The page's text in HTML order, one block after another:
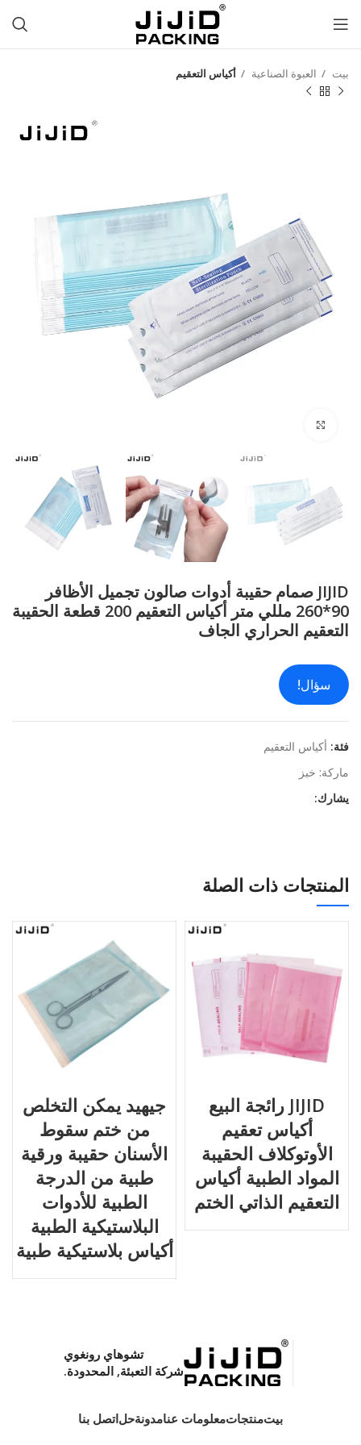
بيت العبوة الصناعية أكياس التعقيم
JIJID صمام حقيبة أدوات صالون تجميل الأظافر
90*260 مللي متر أكياس التعقيم 200 قطعة الحقيبة
التعقيم الحراري الجاف
سؤال!
فئة: أكياس التعقيم
ماركة: خبز
يشارك:
المنتجات ذات الصلة
JIJID رائجة البيع
أكياس تعقيم
الأوتوكلاف الحقيبة
المواد الطبية أكياس
التعقيم الذاتي الختم
جيهيد يمكن التخلص
من ختم سقوط
الأسنان حقيبة ورقية
طبية من الدرجة
الطبية للأدوات
البلاستيكية الطبية
أكياس بلاستيكية طبية
تشوهاي رونغوي
شركة التعبئة, المحدودة.
بيتمنتجاتمعلومات عنامدونةحلاتصل بنا